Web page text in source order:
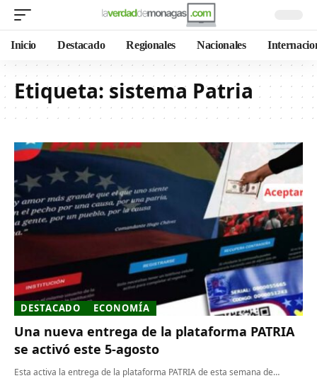
Inicio Destacado Regionales Nacionales
Etiqueta: sistema Patria
DESTACADO ECONOMÍA
Una nueva entrega de la plataforma PATRIA
se activó este 5-agosto
Esta activa la entrega de la plataforma PATRIA de esta semana de…